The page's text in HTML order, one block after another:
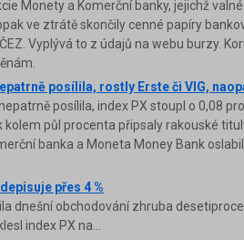
Monety a Komerční banky, jejichž
ve ztrátě skončily cenné papíry
Vyplývá to z údajů na webu burzy.
posílila, rostly Erste či VIG,
posílila, index PX stoupl o 0,08
půl procenta připsaly rakouské
banka a Moneta Money Bank
přes 4 %
dnešní obchodování zhruba
index PX na...